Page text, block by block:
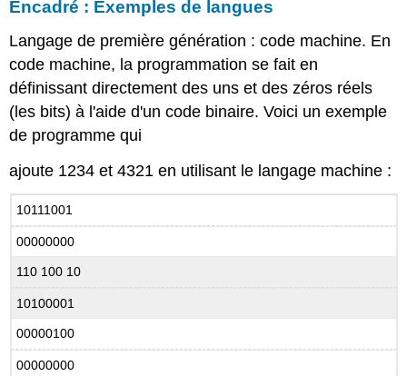
Encadré : Exemples de langues
Langage de première génération :code machine. En
code machine, la programmation se fait en
définissant directement des uns et des zéros réels
(les bits) à l'aide d'un code binaire. Voici un exemple
de programme qui
ajoute 1234 et 4321 en utilisant le langage machine :
10111001
00000000
110 100 10
10100001
00000100
00000000